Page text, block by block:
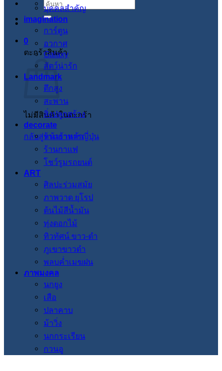
ค้นหา:
0
ตะกร้าสินค้า
ไม่มีสินค้าในตะกร้า
กลับสู่หน้าร้านค้า
บุคคลสำคัญ
imagination
การ์ตูน
อวกาศ
Galaxy
สัตว์น่ารัก
Landmark
ตึกสูง
สะพาน
สิ่งปลูกสร้าง
decorate
ร้านอาหารญี่ปุ่น
ร้านกาแฟ
โชว์รูมรถยนต์
ART
ศิลปะร่วมสมัย
ภาพวาด ยุโรป
ต้นไม้สีน้ำมัน
ทุ่งดอกไม้
ทิวทัศน์ ขาว-ดำ
ภูเขาขาวดำ
พลบค่ำเมฆฝน
ภาพมงคล
นกยูง
เสือ
ปลาคาบ
ม้าวิ่ง
นกกระเรียน
กวนอู